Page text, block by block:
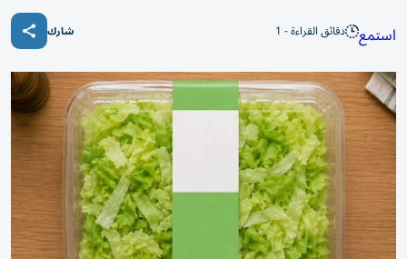
استمع دقائق القراءة - 1 شارك